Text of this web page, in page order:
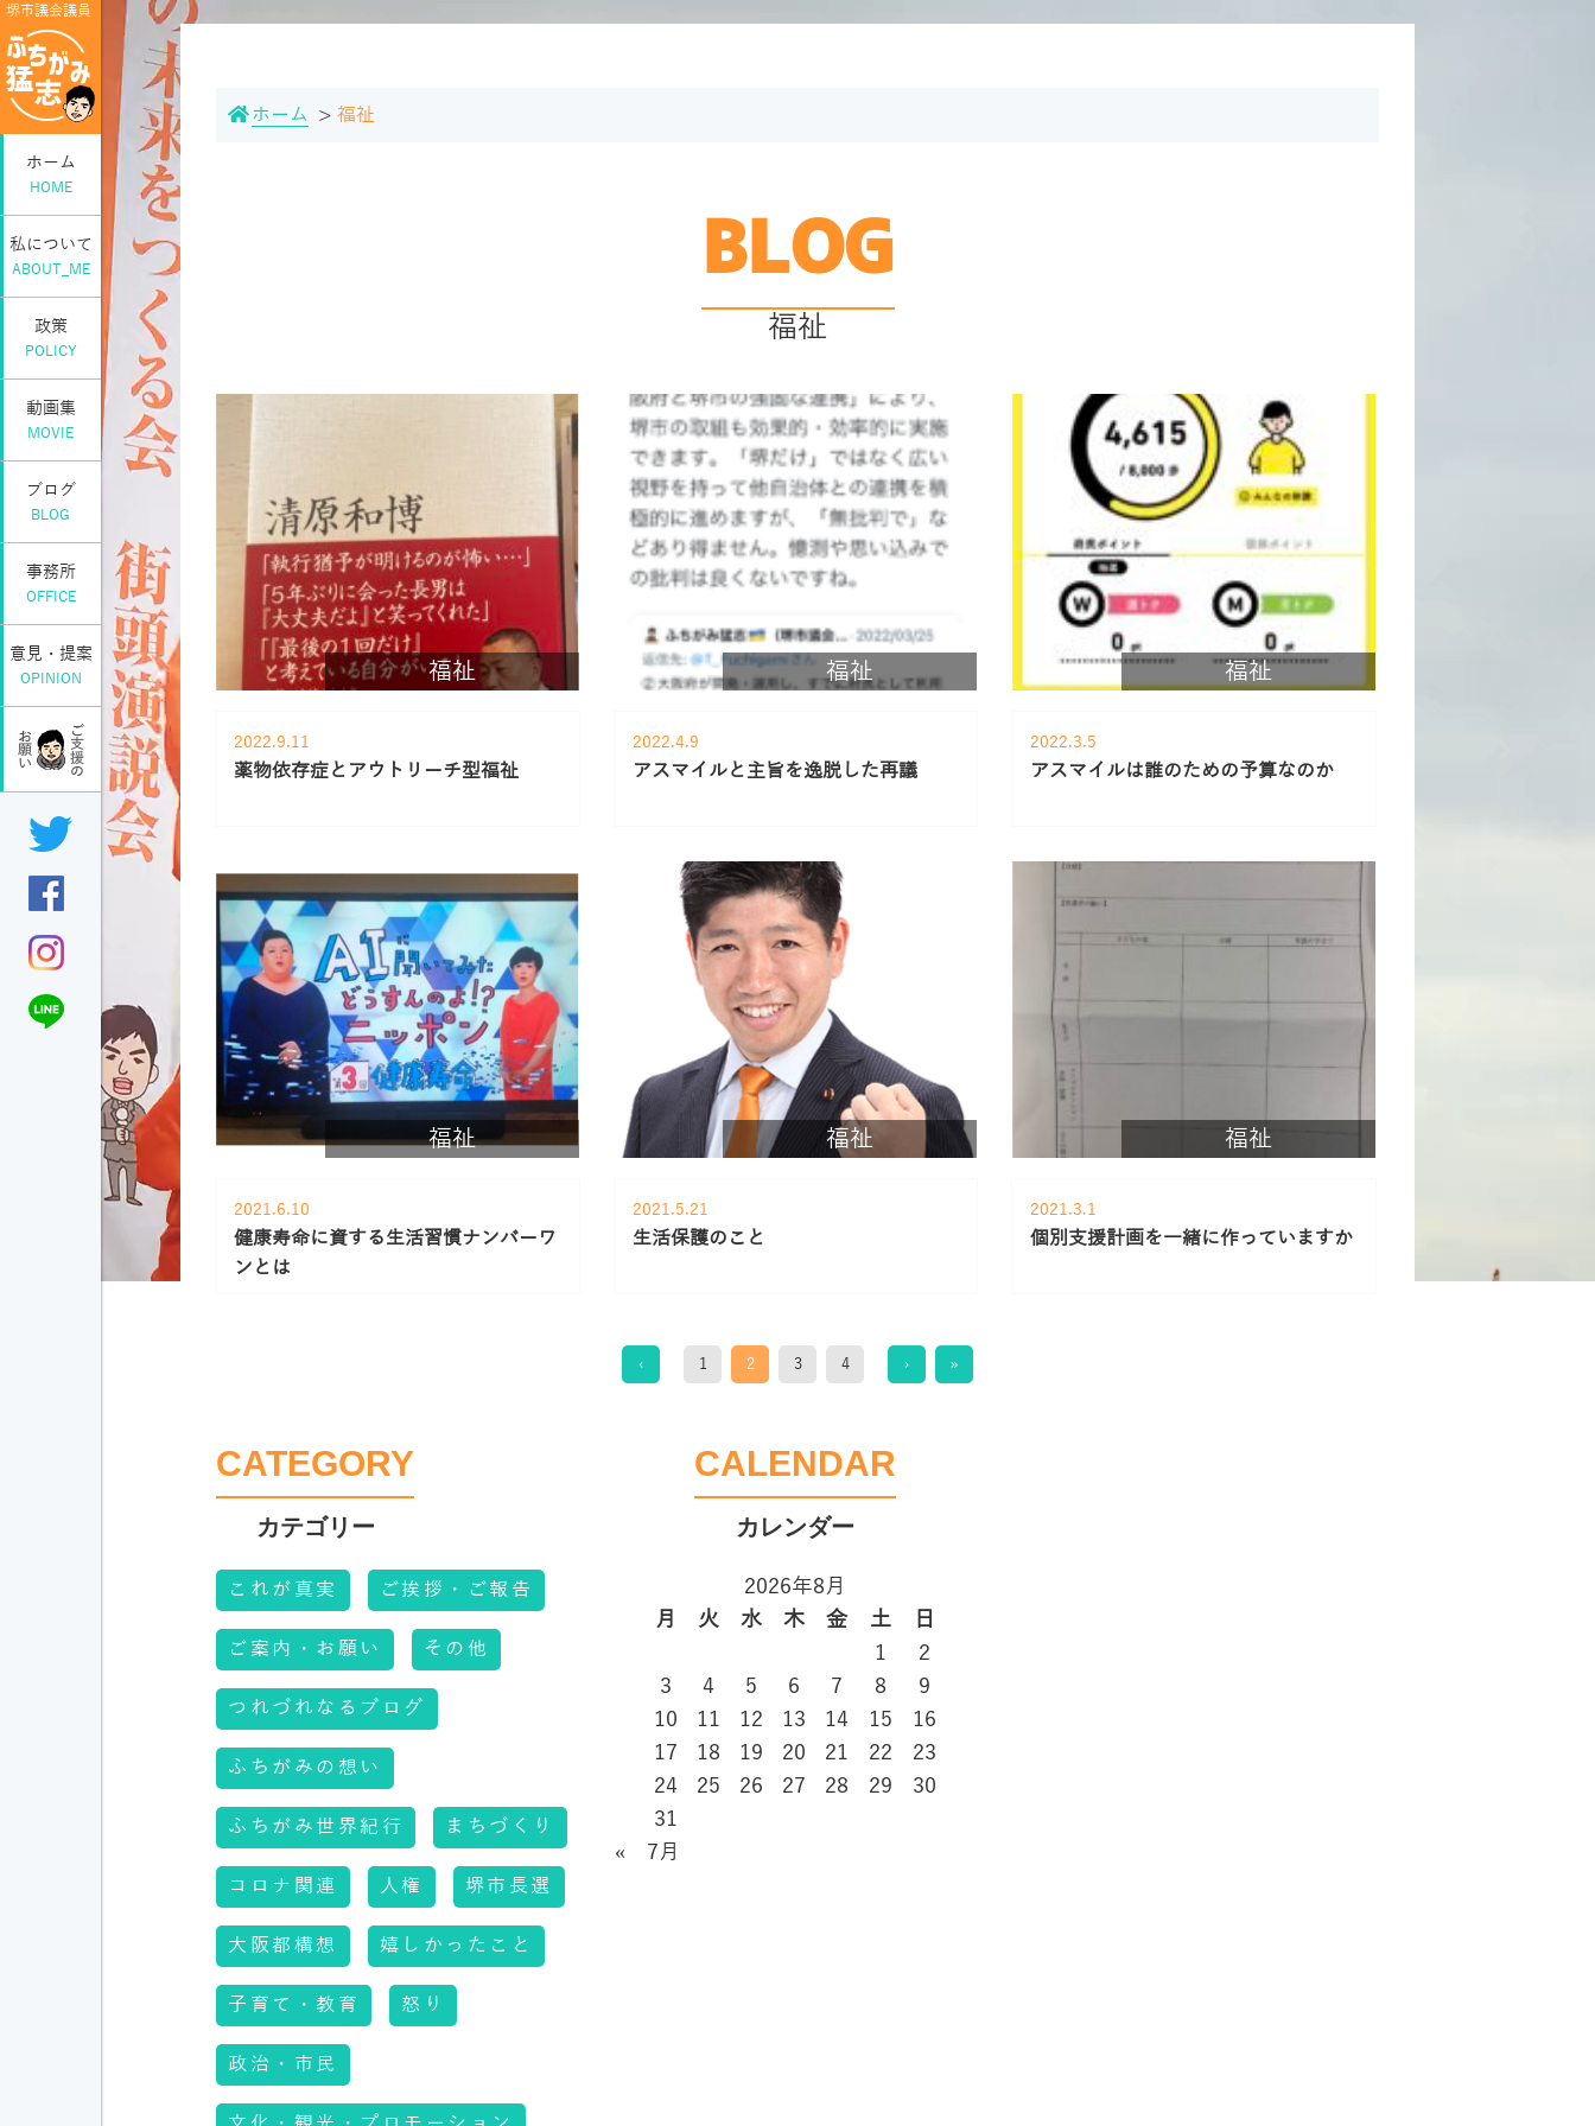
堺市議会議員
ホーム
HOME
私について
ABOUT_ME
政策
POLICY
動画集
MOVIE
ブログ
BLOG
事務所
OFFICE
意見・提案
OPINION
ホーム 福祉
BLOG
福祉
福祉
2022.9.11
薬物依存症とアウトリーチ型福祉
福祉
2022.4.9
アスマイルと主旨を逸脱した再議
福祉
2022.3.5
アスマイルは誰のための予算なのか
福祉
2021.6.10
健康寿命に資する生活習慣ナンバーワ
ンとは
福祉
2021.5.21
生活保護のこと
福祉
2021.3.1
個別支援計画を一緒に作っていますか
‹ 1 2 3 4 › »
CATEGORY
これが真実 ご挨拶・ご報告
ご案内・お願い その他
つれづれなるブログ
ふちがみの想い
ふちがみ世界紀行 まちづくり
コロナ関連 人権 堺市長選
大阪都構想 嬉しかったこと
子育て・教育 怒り
政治・市民
CALENDAR
2026年8月
月
火 水 木 金 土
日
1
2
3
4 5 6 7 8
9
10
11 12 13 14 15
16
17
18 19 20 21 22
23
24
25 26 27 28 29
30
31
« 7月